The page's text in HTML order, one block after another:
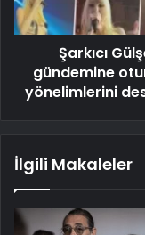
Şarkıcı
gündemine
yönelimlerini
İlgili Makaleler